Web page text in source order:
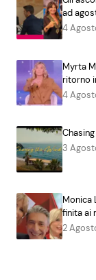
ad
4
Myrta
ritorno
4
3
Monica
finita ai
2